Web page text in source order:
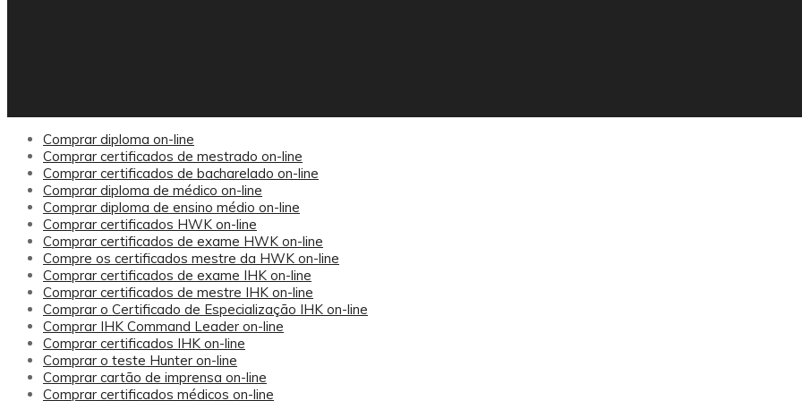
Comprar diploma on-line
Comprar certificados de mestrado on-line
Comprar certificados de bacharelado on-line
Comprar diploma de médico on-line
Comprar diploma de ensino médio on-line
Comprar certificados HWK on-line
Comprar certificados de exame HWK on-line
Compre os certificados mestre da HWK on-line
Comprar certificados de exame IHK on-line
Comprar certificados de mestre IHK on-line
Comprar o Certificado de Especialização IHK on-line
Comprar IHK Command Leader on-line
Comprar certificados IHK on-line
Comprar o teste Hunter on-line
Comprar cartão de imprensa on-line
Comprar certificados médicos on-line